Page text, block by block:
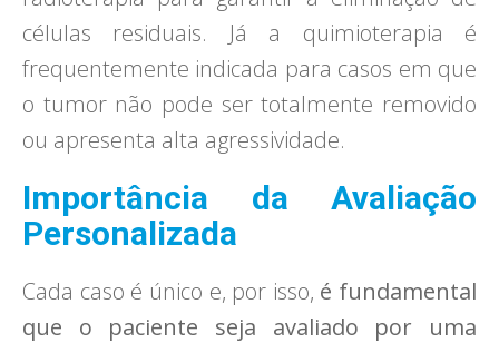
células residuais. Já a quimioterapia é
frequentemente indicada para casos em que
o tumor não pode ser totalmente removido
ou apresenta alta agressividade.
Importância da Avaliação
Personalizada
Cada caso é único e, por isso, é fundamental
que o paciente seja avaliado por uma